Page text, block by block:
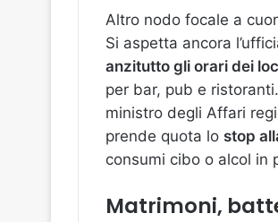
Altro nodo focale a
Si aspetta ancora
anzitutto gli orari dei
per bar, pub e
ministro degli Affari
prende quota lo stop
consumi cibo o alcol in
Matrimoni,